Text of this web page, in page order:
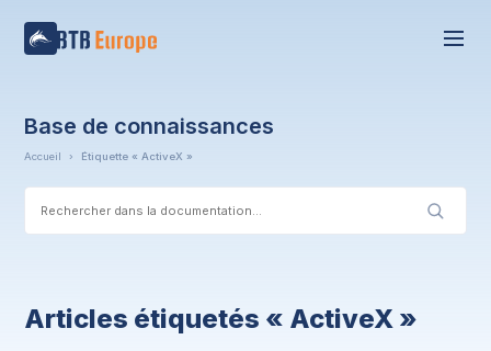
Base de connaissances
Accueil › Étiquette « ActiveX »
Articles étiquetés « ActiveX »